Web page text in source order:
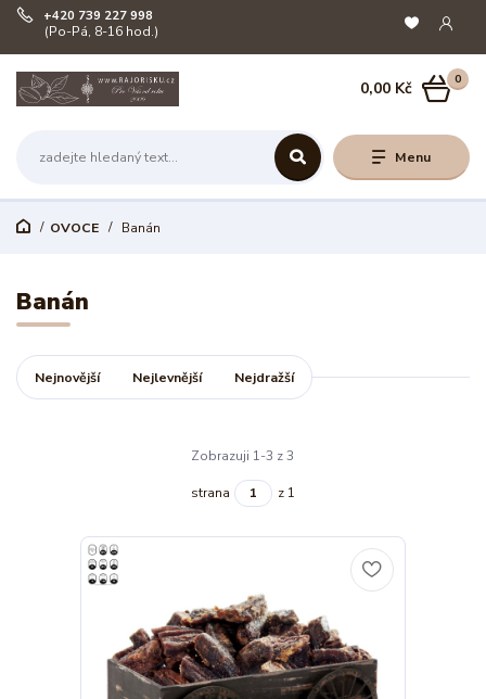
Menu
+420 739 227 998
(Po-Pá, 8-16 hod.)
0
0,00 Kč
OVOCE Banán
Banán
Nejnovější Nejlevnější Nejdražší
Zobrazuji 1-3 z 3
strana z 1